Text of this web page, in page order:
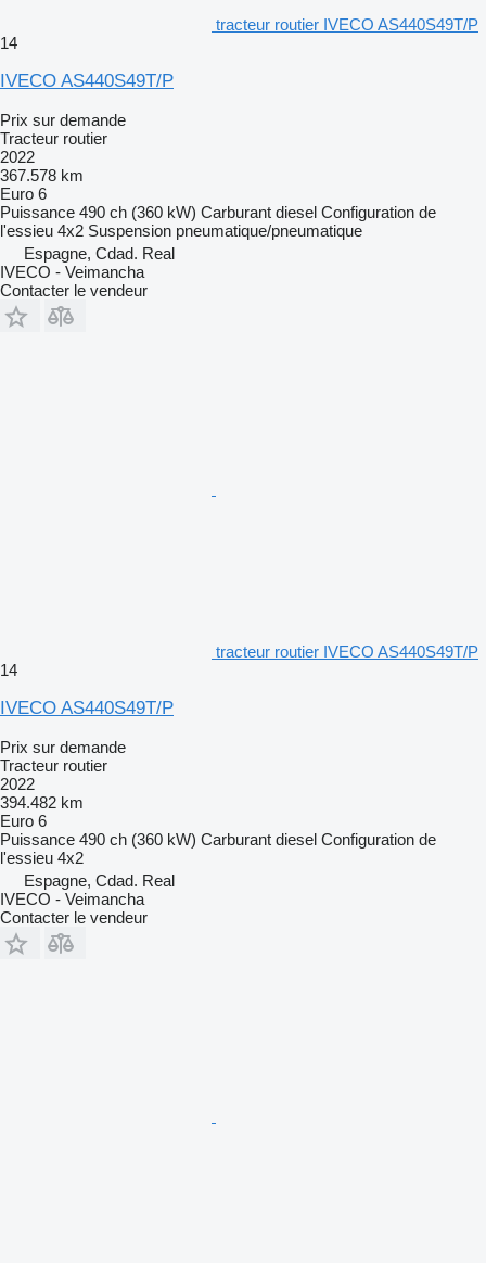
tracteur routier IVECO AS440S49T/P
14
IVECO AS440S49T/P
Prix sur demande
Tracteur routier
2022
367.578 km
Euro 6
Puissance 490 ch (360 kW) Carburant diesel Configuration de
l'essieu 4x2 Suspension pneumatique/pneumatique
Espagne, Cdad. Real
IVECO - Veimancha
Contacter le vendeur
tracteur routier IVECO AS440S49T/P
14
IVECO AS440S49T/P
Prix sur demande
Tracteur routier
2022
394.482 km
Euro 6
Puissance 490 ch (360 kW) Carburant diesel Configuration de
l'essieu 4x2
Espagne, Cdad. Real
IVECO - Veimancha
Contacter le vendeur